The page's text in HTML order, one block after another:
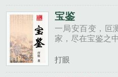
宝鉴
一局安百变，叵
家，尽在宝鉴之
打眼